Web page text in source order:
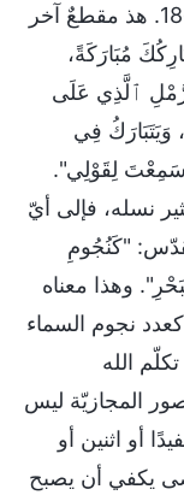
دعونا نلقي نظرةً على التكوين 22: 17-18. هذ مقطعٌ آخر
مُبَارَكَةً،
ٱلَّذِي عَلَى
فِي
لِقَوْلِي".
نسله، فإلى أيّ
"كَنُجُومِ
وهذا معناه
كعدد نجوم السماء
الله
المجازيّة ليس
أو اثنين أو
يكفي أن يصبح